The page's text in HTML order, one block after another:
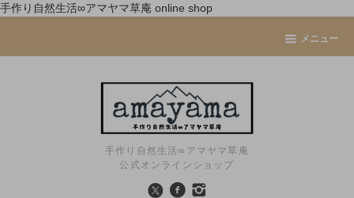
手作り自然生活∞アマヤマ草庵 online shop
メニュー
手作り自然生活∞アマヤマ草庵
公式オンラインショップ